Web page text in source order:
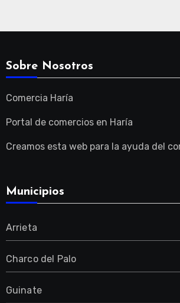
Sobre Nosotros
Comercia Haría
Portal de comercios en Haría
Creamos esta web para la ayuda del
Municipios
Arrieta
Charco del Palo
Guinate